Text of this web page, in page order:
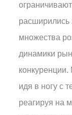
расширились
множества
динамики
идя в ногу с
реагируя на